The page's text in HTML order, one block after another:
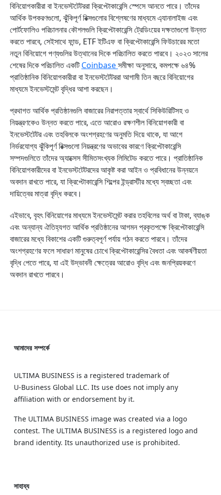
বিনিয়োগকারীরা বা ইনভেস্টটেটররা ক্রিপ্টোকারেন্সি স্পেসে আনতে পারে। তাঁদের
আর্থিক উপকরণগুলো, ঝুঁকিপূর্ণ রিক্সগুলোর বিশ্লেষণের মাধ্যমে এ্যানালাইজ এবং
পোর্টফোলিও পরিচালনার কৌশলগুলি ক্রিপ্টোকারেন্সি ট্রেডিংয়ের দক্ষতাগুলো উন্নত
করতে পারবে, সেইসাথে ফান্ড, ETF ইটিএফ বা ক্রিপ্টোকারেন্সি ফিউচারের মতো
নতুন বিনিয়োগে পণ্যগুলির উত্থানের দিকে পরিচালিত করতে পারবে। ২০২৩ সালের
শেষের দিকে পরিচালিত একটিCoinbaseসমীক্ষা অনুসারে, কমপক্ষে ৬৪%
প্রাতিষ্ঠানিক বিনিয়োগকারীরা বা ইনভেস্টটেটররা আগামী তিন বছরে বিনিয়োগের
মাধ্যমে ইনভেস্টমেন্ট বৃদ্ধির আশা করছেন।
প্রথাগত আর্থিক প্রতিষ্ঠানগুলি বাজারের নিরাপত্তার স্বার্থে সিকিউরিটিসহ ও
নিয়ন্ত্রণকেও উন্নত করতে পারে, এতে আরোও রক্ষণশীল বিনিয়োগকারী বা
ইনভেস্টটেটর এবং তহবিলকে অংশগ্রহণের অনুমতি দিয়ে থাকে, যা আগে
নির্ভরযোগ্য ঝুঁকিপূর্ণ রিক্সগুলো নিয়ন্ত্রণের অভাবের কারণে ক্রিপ্টোকারেন্সি
সম্পদগুলিতে তাঁদের অ্যাক্সেস সীমিতসংখ্যক লিমিটেড করতে পারে। প্রাতিষ্ঠানিক
বিনিয়োগকারীদের বা ইনভেস্টটেটরদের আকৃষ্ট করা আইন ও প্রবিধানের উন্নয়নে
অবদান রাখতে পারে, যা ক্রিপ্টোকারেন্সি শিল্পের ইন্ড্রাস্টীর মধ্যে স্বচ্ছতা এবং
দায়িত্বের মাত্রা বৃদ্ধি করবে।
এইভাবে, বৃহৎ বিনিয়োগের মাধ্যমে ইনভেস্টমেন্ট করার তহবিলের অর্থ বা টাকা, ব্যাঙ্ক
এবং অন্যান্য ঐতিহ্যগত আর্থিক প্রতিষ্ঠানের আগমন প্রকৃতপক্ষে ক্রিপ্টোকারেন্সি
বাজারের মধ্যে বিকাশের একটি গুরুত্বপূর্ণ পর্যায় গঠন করতে পারবে। তাঁদের
অংশগ্রহণের ফলে সাধারণ মানুষের চোখে ক্রিপ্টোকারেন্সির বৈধতা এবং আকর্ষণীয়তা
বৃদ্ধি পেতে পারে, যা এই উদ্ভাবনী ক্ষেত্রের আরোও বৃদ্ধি এবং জনপ্রিয়করণে
অবদান রাখতে পারবে।
আমাদের সম্পর্কে
ULTIMA BUSINESS is a registered trademark of
U‑Business Global LLC. Its use does not imply any
affiliation with or endorsement by it.
The ULTIMA BUSINESS image was created via a logo
contest. The ULTIMA BUSINESS is a registered logo and
brand identity. Its unauthorized use is prohibited.
সাহায্য